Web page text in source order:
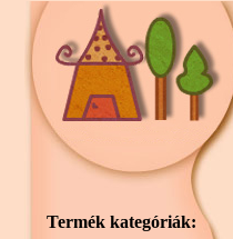
Termék kategóriák: